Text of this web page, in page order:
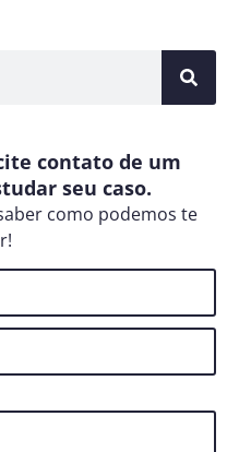
contato de um
seu caso.
como podemos te